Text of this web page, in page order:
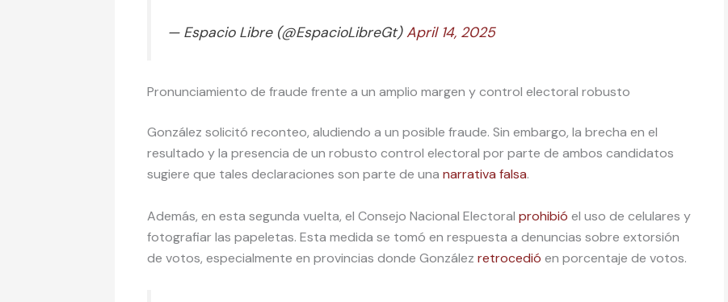
— Espacio Libre (@EspacioLibreGt)April 14, 2025
Pronunciamiento de fraude frente a un amplio margen y control electoral robusto
González solicitó reconteo, aludiendo a un posible fraude. Sin embargo, la brecha en el
resultado y la presencia de un robusto control electoral por parte de ambos candidatos
sugiere que tales declaraciones son parte de una narrativa falsa.
Además, en esta segunda vuelta, el Consejo Nacional Electoral prohibió el uso de celulares y
fotografiar las papeletas. Esta medida se tomó en respuesta a denuncias sobre extorsión
de votos, especialmente en provincias donde González retrocedió en porcentaje de votos.